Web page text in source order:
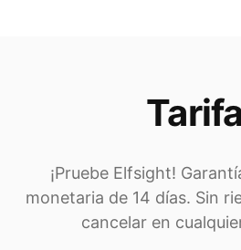
¡Pruebe Elfsight!
monetaria de 14 días. Sin
cancelar en